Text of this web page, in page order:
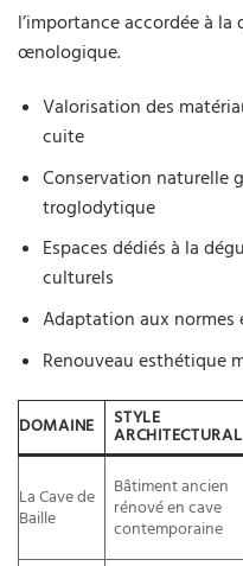
l’importance accordée à
œnologique.
Valorisation des
cuite
Conservation naturelle
troglodytique
Espaces dédiés à la
culturels
Adaptation aux normes
Renouveau esthétique
DOMAINE STYLE
ARCHITECTURAL
La Cave de
Baille
Bâtiment ancien
rénové en cave
contemporaine